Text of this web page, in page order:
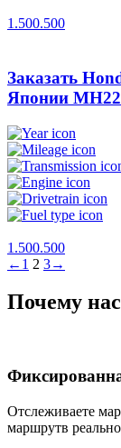
1.500.500
Заказать
Японии
1.500.500
← 1 2 3→
Почему
Отслеживаете
маршрутв